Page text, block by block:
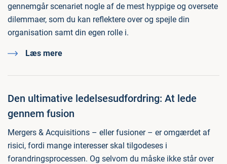
gennemgår scenariet nogle af de mest hyppige og oversete
dilemmaer, som du kan reflektere over og spejle din
organisation samt din egen rolle i.
Læs mere
Den ultimative ledelsesudfordring: At lede
gennem fusion
Mergers & Acquisitions – eller fusioner – er omgærdet af
risici, fordi mange interesser skal tilgodeses i
forandringsprocessen. Og selvom du måske ikke står over